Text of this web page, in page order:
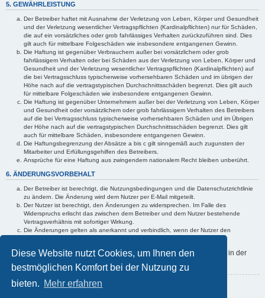
Diese Website nutzt Cookies, um Ihnen den
bestmöglichen Komfort bei der Nutzung zu
bieten. Mehr erfahren
5. GEWÄHRLEISTUNG
Der Betreiber haftet mit Ausnahme der Verletzung von Leben, Körper und Gesundheit
und der Verletzung wesentlicher Vertragspflichten (Kardinalpflichten) nur für Schäden,
die auf ein vorsätzliches oder grob fahrlässiges Verhalten zurückzuführen sind. Dies
gilt auch für mittelbare Folgeschäden wie insbesondere entgangenen Gewinn.
Die Haftung ist gegenüber Verbrauchern außer bei vorsätzlichem oder grob
fahrlässigem Verhalten oder bei Schäden aus der Verletzung von Leben, Körper und
Gesundheit und der Verletzung wesentlicher Vertragspflichten (Kardinalpflichten) auf
die bei Vertragsschluss typischerweise vorhersehbaren Schäden und im übrigen der
Höhe nach auf die vertragstypischen Durchschnittsschäden begrenzt. Dies gilt auch
für mittelbare Folgeschäden wie insbesondere entgangenen Gewinn.
Die Haftung ist gegenüber Unternehmern außer bei der Verletzung von Leben, Körper
und Gesundheit oder vorsätzlichem oder grob fahrlässigem Verhalten des Betreibers
auf die bei Vertragsschluss typischerweise vorhersehbaren Schäden und im Übrigen
der Höhe nach auf die vertragstypischen Durchschnittsschäden begrenzt. Dies gilt
auch für mittelbare Schäden, insbesondere entgangenen Gewinn.
Die Haftungsbegrenzung der Absätze a bis c gilt sinngemäß auch zugunsten der
Mitarbeiter und Erfüllungsgehilfen des Betreibers.
Ansprüche für eine Haftung aus zwingendem nationalem Recht bleiben unberührt.
6. ÄNDERUNGSVORBEHALT
Der Betreiber ist berechtigt, die Nutzungsbedingungen und die Datenschutzrichtlinie
zu ändern. Die Änderung wird dem Nutzer per E-Mail mitgeteilt.
Der Nutzer ist berechtigt, den Änderungen zu widersprechen. Im Falle des
Widerspruchs erlischt das zwischen dem Betreiber und dem Nutzer bestehende
Vertragsverhältnis mit sofortiger Wirkung.
Die Änderungen gelten als anerkannt und verbindlich, wenn der Nutzer den
Informationen über den Umgang mit deinen persönlichen Daten sind in der
Datenschutzrichtlinie
enthalten.
Zurück zur Anmeldemaske